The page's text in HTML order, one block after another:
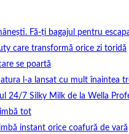
Fă-ți bagajul pentru
care transformă orice zi toridă
se poartă
l-a lansat cu mult înaintea
24/7 Silky Milk de la Wella
tot
instant orice coafură de vară